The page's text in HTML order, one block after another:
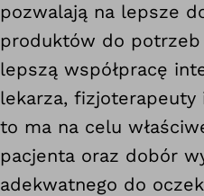
pozwalają na lepsze
produktów do
lepszą współpracę
lekarza, fizjoterapeuty
to ma na celu
pacjenta oraz dobór
adekwatnego do